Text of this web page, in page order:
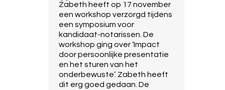
Zabeth heeft op 17 november
een workshop verzorgd tijdens
een symposium voor
kandidaat-notarissen. De
workshop ging over ‘Impact
door persoonlijke presentatie
en het sturen van het
onderbewuste’. Zabeth heeft
dit erg goed gedaan. De